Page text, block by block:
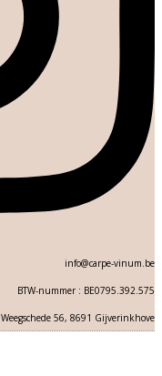
info@carpe-vinum.be
BTW-nummer : BE0795.392.575
Weegschede 56, 8691 Gijverinkhove